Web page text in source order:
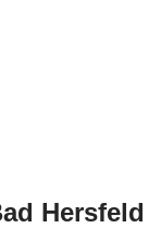
Hersfeld